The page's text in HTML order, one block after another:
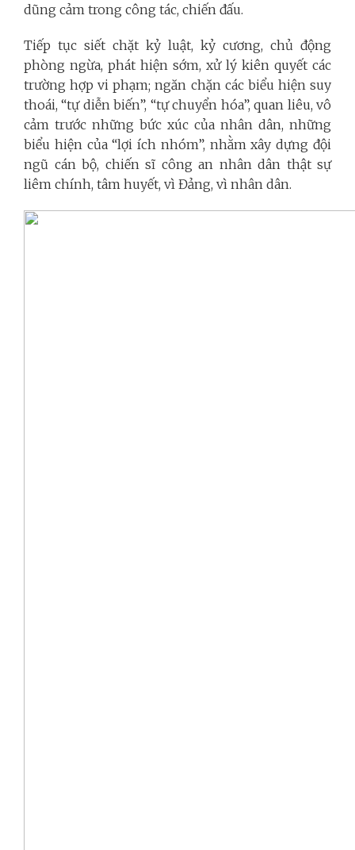
dũng cảm trong công tác, chiến đấu.
Tiếp tục siết chặt kỷ luật, kỷ cương, chủ động
phòng ngừa, phát hiện sớm, xử lý kiên quyết các
trường hợp vi phạm; ngăn chặn các biểu hiện suy
thoái, “tự diễn biến”, “tự chuyển hóa”, quan liêu, vô
cảm trước những bức xúc của nhân dân, những
biểu hiện của “lợi ích nhóm”, nhằm xây dựng đội
ngũ cán bộ, chiến sĩ công an nhân dân thật sự
liêm chính, tâm huyết, vì Đảng, vì nhân dân.